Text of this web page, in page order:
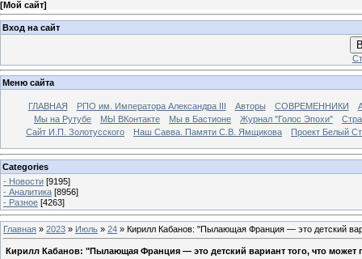
[Мой сайт]
Вход на сайт
Меню сайта
ГЛАВНАЯ РПО им. Императора Александра III Авторы СОВРЕМЕННИКИ
Мы на Рутубе
МЫ ВКонтакте Мы в Бастионе Журнал "Голос Эпохи"
Сайт И.П. Золотусского
Наш Савва. Памяти С.В. Ямщикова Проект Белый
Categories
- Новости [9195]
- Аналитика [8956]
- Разное [4263]
Главная » 2023 » Июль » 24 » Кирилл Кабанов: "Пылающая Франция — это детский
Кирилл Кабанов: "Пылающая Франция — это детский вариант того, что может